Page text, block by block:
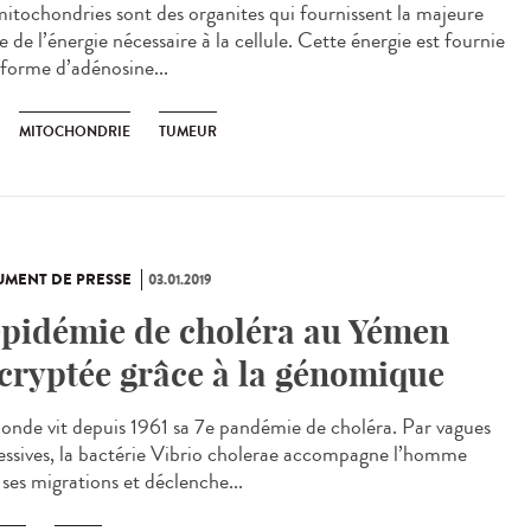
sont des organites qui fournissent la majeure
de l’énergie nécessaire à la cellule. Cette énergie est fournie
d’adénosine...
MITOCHONDRIE TUMEUR
DE PRESSE 03.01.2019
de choléra au Yémen
grâce à la génomique
vit depuis 1961 sa 7e pandémie de choléra. Par vagues
la bactérie Vibrio cholerae accompagne l’homme
migrations et déclenche...